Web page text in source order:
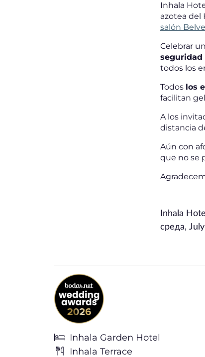
Inhala
azotea del
salón
Celebrar
seguridad
todos los
Todos los
facilitan
A los
distancia
Aún con
que no se
Inhala
среда,
Inhala Garden Hotel
Inhala Terrace